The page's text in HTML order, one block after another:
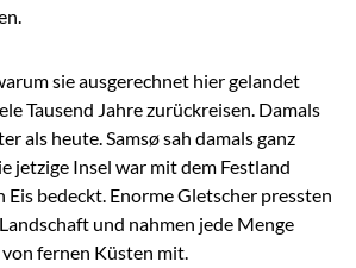
sie ausgerechnet hier gelandet
Tausend Jahre zurückreisen. Damals
als heute. Samsø sah damals ganz
jetzige Insel war mit dem Festland
bedeckt. Enorme Gletscher pressten
und nahmen jede Menge
fernen Küsten mit.